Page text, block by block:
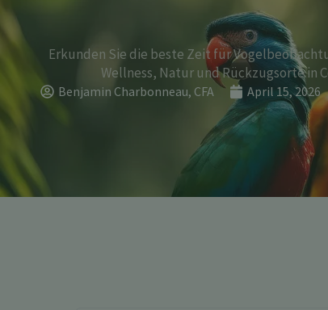
Erkunden Sie die beste Zeit für
Wellness, Natur und Rückzugsorte in
Benjamin Charbonneau, CFA April 15, 2026